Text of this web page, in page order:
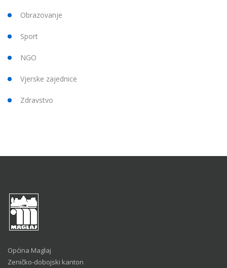
Obrazovanje
Sport
NGO
Vjerske zajednice
Zdravstvo
Općina Maglaj
Zeničko-dobojski kanton